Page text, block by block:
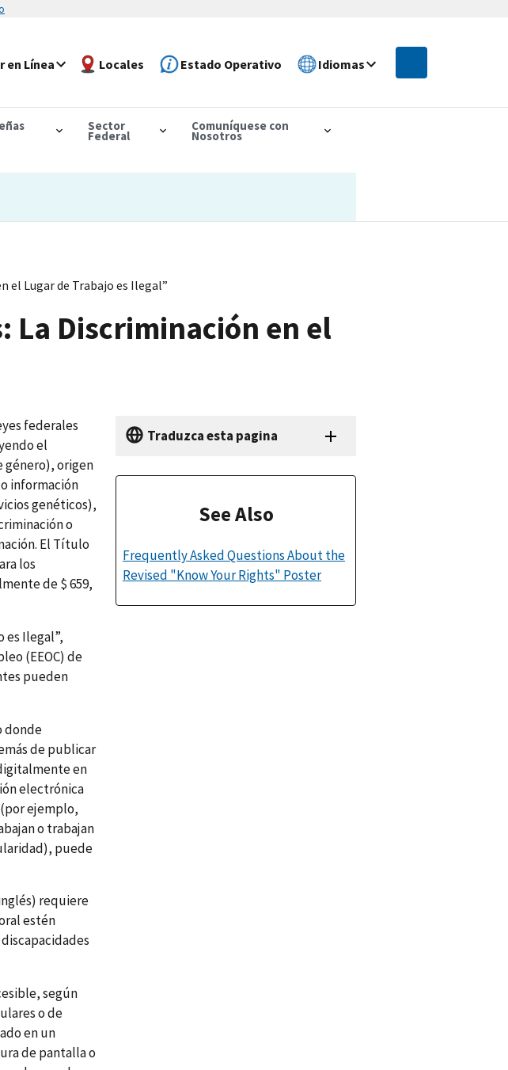
en Línea Locales Estado Operativo Idiomas
Sector
Federal
Comuníquese con
Nosotros
el Lugar de Trabajo es Ilegal”
La Discriminación en el
federales
el
género), origen
información
genéticos),
o
El Título
los
de $ 659,
es Ilegal”,
(EEOC) de
pueden
donde
de publicar
en
electrónica
ejemplo,
o trabajan
puede
requiere
estén
según
o de
en un
de pantalla o
Traduzca esta pagina
See Also
Frequently Asked Questions About the
Revised "Know Your Rights" Poster